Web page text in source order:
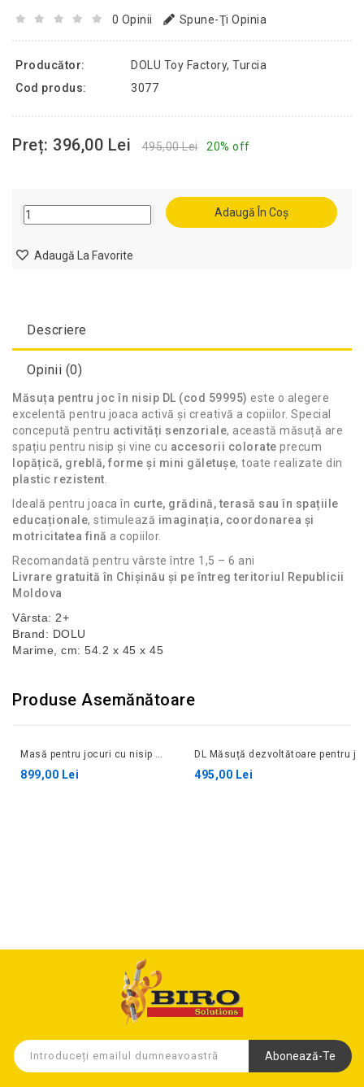
0 Opinii Spune-Ţi Opinia
Producător:
DOLU Toy Factory, Turcia
Cod produs:
3077
Preț: 396,00 Lei 495,00 Lei 20% off
Adaugă În Coș
Adaugă La Favorite
Descriere
Opinii (0)
Măsuța pentru joc în nisip DL (cod 59995) este o alegere
excelentă pentru joaca activă și creativă a copiilor. Special
concepută pentru activități senzoriale, această măsuță are
spațiu pentru nisip și vine cu accesorii colorate precum
lopățică, greblă, forme și mini găletușe, toate realizate din
plastic rezistent.
Ideală pentru joaca în curte, grădină, terasă sau în spațiile
educaționale, stimulează imaginația, coordonarea și
motricitatea fină a copiilor.
Recomandată pentru vârste între 1,5 – 6 ani
Livrare gratuită în Chișinău și pe întreg teritoriul Republicii
Moldova
Vârsta: 2+
Brand: DOLU
Marime, cm: 54.2 x 45 x 45
Produse Asemănătoare
Masă pentru jocuri cu nisip 4 în 1
899,00 Lei 495,00 Lei
Abonează-Te